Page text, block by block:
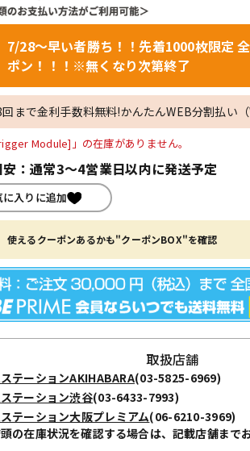
7/28～早い者勝ち！！先着1000枚限定
ポン！！！※無くなり次第終了
まで金利手数料無料!かんたんWEB分割払い
Module]」の在庫がありません。
：通常3～4営業日以内に発送予定
に入りに追加
使えるクーポンあるかも"クーポンBOX"を確認
取扱店舗
テーションAKIHABARA(03-5825-6969)
テーション渋谷(03-6433-7993)
テーション大阪プレミアム(06-6210-3969)
の在庫状況を確認する場合は、記載店舗まで